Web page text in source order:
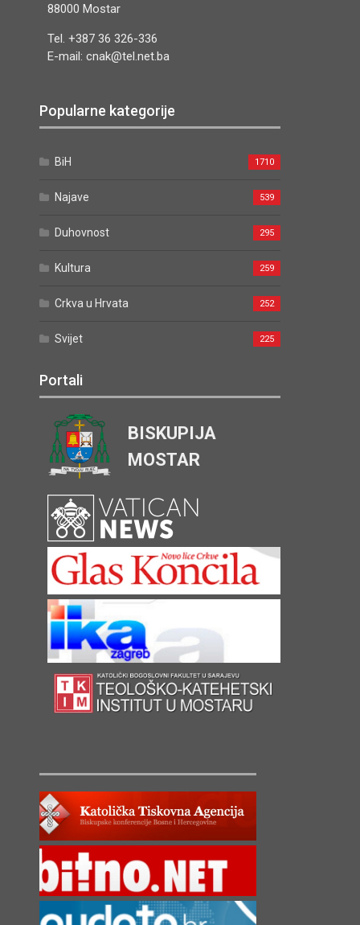
88000 Mostar
Tel. +387 36 326-336
E-mail: cnak@tel.net.ba
Popularne kategorije
BiH 1710
Najave 539
Duhovnost 295
Kultura 259
Crkva u Hrvata 252
Svijet 225
Portali
BISKUPIJA
MOSTAR